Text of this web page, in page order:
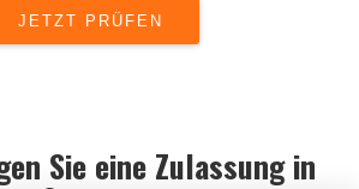
Sie eine Zulassung in